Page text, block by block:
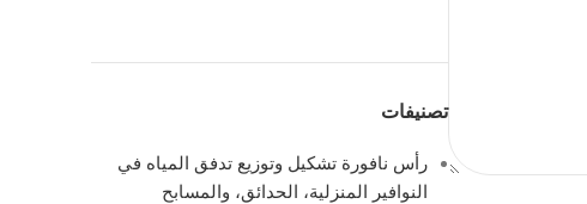
تصنيفات
رأس نافورة تشكيل وتوزيع تدفق المياه في
النوافير المنزلية، الحدائق، والمسابح